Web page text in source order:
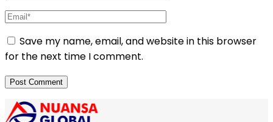
Save my name, email, and website in this browser
for the next time I comment.